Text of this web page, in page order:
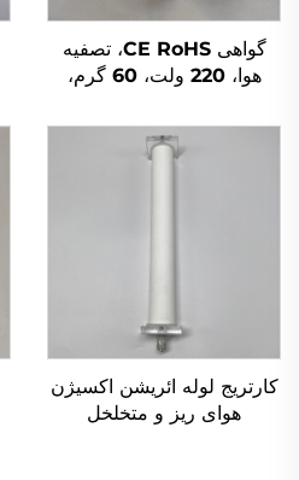
گواهی CE RoHS، تصفیه
هوا، 220 ولت، 60 گرم،
کوارتزی
کارتریج لوله ائریشن اکسیژن
هوای ریز و متخلخل